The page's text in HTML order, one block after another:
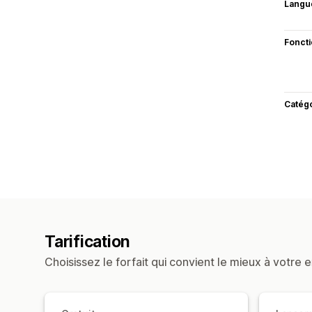
Tarification
Choisissez le forfait qui convient le mieux à votre